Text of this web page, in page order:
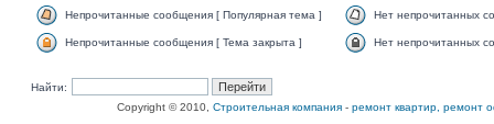
Непрочитанные сообщения [ Популярная тема ] Нет непрочитанных
Непрочитанные сообщения [ Тема закрыта ] Нет непрочитанных
Найти:
Copyright © 2010, Строительная компания - ремонт квартир, ремонт